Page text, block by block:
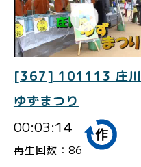
[367] 101113 庄川
ゆずまつり
00:03:14
再生回数：86